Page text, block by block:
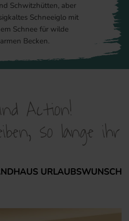
Schwitzhütten, aber
Schneeiglo mit
Schnee für wilde
Becken.
Action!
so lange ihr
URLAUBSWUNSCH